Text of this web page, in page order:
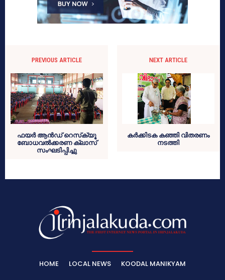
PREVIOUS ARTICLE
ഫയര്‍ ആന്‍ഡ് റെസ്‌ക്യൂ
ബോധവല്‍ക്കരണ ക്ലാസ്
സംഘടിപ്പിച്ചു
NEXT ARTICLE
കര്‍ക്കിടക കഞ്ഞി വിതരണം
നടത്തി
HOME LOCAL NEWS KOODAL MANIKYAM